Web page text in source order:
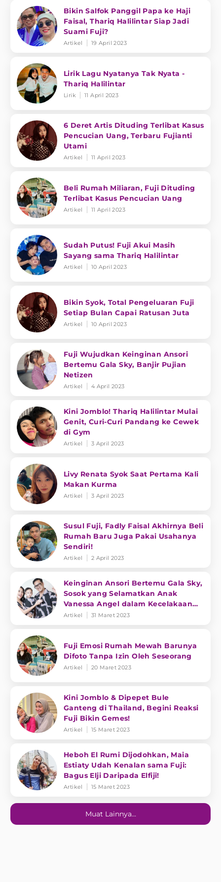
Bikin Salfok Panggil Papa ke Haji
Faisal, Thariq Halilintar Siap Jadi
Suami Fuji?
Artikel 19 April 2023
Lirik Lagu Nyatanya Tak Nyata -
Thariq Halilintar
Lirik 11 April 2023
6 Deret Artis Dituding Terlibat Kasus
Pencucian Uang, Terbaru Fujianti
Utami
Artikel 11 April 2023
Beli Rumah Miliaran, Fuji Dituding
Terlibat Kasus Pencucian Uang
Artikel 11 April 2023
Sudah Putus! Fuji Akui Masih
Sayang sama Thariq Halilintar
Artikel 10 April 2023
Bikin Syok, Total Pengeluaran Fuji
Setiap Bulan Capai Ratusan Juta
Artikel 10 April 2023
Fuji Wujudkan Keinginan Ansori
Bertemu Gala Sky, Banjir Pujian
Netizen
Artikel 4 April 2023
Kini Jomblo! Thariq Halilintar Mulai
Genit, Curi-Curi Pandang ke Cewek
di Gym
Artikel 3 April 2023
Livy Renata Syok Saat Pertama Kali
Makan Kurma
Artikel 3 April 2023
Susul Fuji, Fadly Faisal Akhirnya Beli
Rumah Baru Juga Pakai Usahanya
Sendiri!
Artikel 2 April 2023
Keinginan Ansori Bertemu Gala Sky,
Sosok yang Selamatkan Anak
Vanessa Angel dalam Kecelakaan
Maut
Artikel 31 Maret 2023
Fuji Emosi Rumah Mewah Barunya
Difoto Tanpa Izin Oleh Seseorang
Artikel 20 Maret 2023
Kini Jomblo & Dipepet Bule
Ganteng di Thailand, Begini Reaksi
Fuji Bikin Gemes!
Artikel 15 Maret 2023
Heboh El Rumi Dijodohkan, Maia
Estiaty Udah Kenalan sama Fuji:
Bagus Elji Daripada Elfiji!
Artikel 15 Maret 2023
Muat Lainnya...